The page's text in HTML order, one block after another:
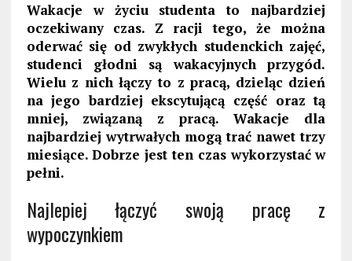
Wakacje w życiu studenta to najbardziej
oczekiwany czas. Z racji tego, że można
oderwać się od zwykłych studenckich zajęć,
studenci głodni są wakacyjnych przygód.
Wielu z nich łączy to z pracą, dzieląc dzień
na jego bardziej ekscytującą część oraz tą
mniej, związaną z pracą. Wakacje dla
najbardziej wytrwałych mogą trać nawet trzy
miesiące. Dobrze jest ten czas wykorzystać w
pełni.
Najlepiej łączyć swoją pracę z
wypoczynkiem